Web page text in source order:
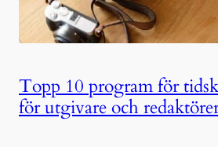
Topp 10 program för
för utgivare och